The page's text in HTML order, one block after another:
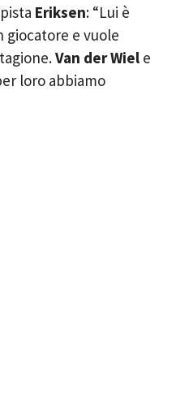
Eriksen: “Lui è
giocatore e vuole
Van der Wiel e
loro abbiamo